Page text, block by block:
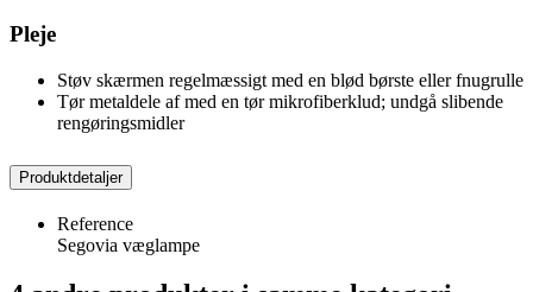
Pleje
Støv skærmen regelmæssigt med en blød børste eller fnugrulle
Tør metaldele af med en tør mikrofiberklud; undgå slibende
rengøringsmidler
Produktdetaljer
Reference
Segovia væglampe